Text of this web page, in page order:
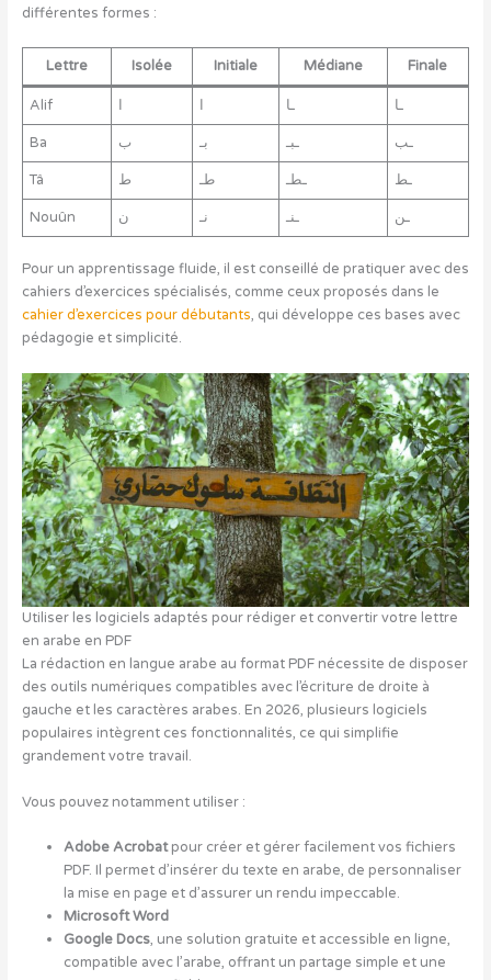
différentes formes :
Lettre Isolée Initiale Médiane Finale
Alif ـا ـا
Ba ب بـ ـبـ ـب
Tâ ط طـ ـطـ ـط
Nouûn ن نـ ـنـ ـن
Pour un apprentissage fluide, il est conseillé de pratiquer avec des
cahiers d’exercices spécialisés, comme ceux proposés dans le
cahier d’exercices pour débutants, qui développe ces bases avec
pédagogie et simplicité.
Utiliser les logiciels adaptés pour rédiger et convertir votre lettre
en arabe en PDF
La rédaction en langue arabe au format PDF nécessite de disposer
des outils numériques compatibles avec l’écriture de droite à
gauche et les caractères arabes. En 2026, plusieurs logiciels
populaires intègrent ces fonctionnalités, ce qui simplifie
grandement votre travail.
Vous pouvez notamment utiliser :
Adobe Acrobatpour créer et gérer facilement vos fichiers
PDF. Il permet d’insérer du texte en arabe, de personnaliser
la mise en page et d’assurer un rendu impeccable.
Microsoft Word
Google Docs, une solution gratuite et accessible en ligne,
compatible avec l’arabe, offrant un partage simple et une